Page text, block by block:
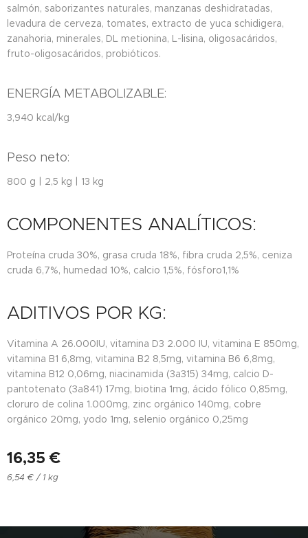
salmón, saborizantes naturales, manzanas deshidratadas,
levadura de cerveza, tomates, extracto de yuca schidigera,
zanahoria, minerales, DL metionina, L-lisina, oligosacáridos,
fruto-oligosacáridos, probióticos.
ENERGÍA METABOLIZABLE:
3,940 kcal/kg
Peso neto:
800 g | 2,5 kg | 13 kg
COMPONENTES ANALÍTICOS:
Proteína cruda 30%, grasa cruda 18%, fibra cruda 2,5%, ceniza
cruda 6,7%, humedad 10%, calcio 1,5%, fósforo1,1%
ADITIVOS POR KG:
Vitamina A 26.000IU, vitamina D3 2.000 IU, vitamina E 850mg,
vitamina B1 6,8mg, vitamina B2 8,5mg, vitamina B6 6,8mg,
vitamina B12 0,06mg, niacinamida (3a315) 34mg, calcio D-
pantotenato (3a841) 17mg, biotina 1mg, ácido fólico 0,85mg,
cloruro de colina 1.000mg, zinc orgánico 140mg, cobre
orgánico 20mg, yodo 1mg, selenio orgánico 0,25mg
16,35 €
6,54 € / 1 kg